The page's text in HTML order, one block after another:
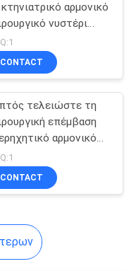
αρμονικό
νυστέρι
CONTACT
τελειώστε τη
επέμβαση
αρμονικό
CONTACT